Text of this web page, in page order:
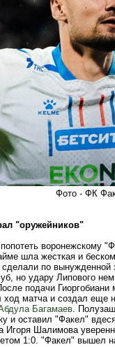
Фото - ФК
"оружейников"
воронежскому
шла жесткая и
по вынужденной
но удару Липового
подачи Гиоргобиани
ход матча и создал еще
Багамаев.
и оставил "Факел"
Игоря Шалимова
1:0. "Факел" вышел